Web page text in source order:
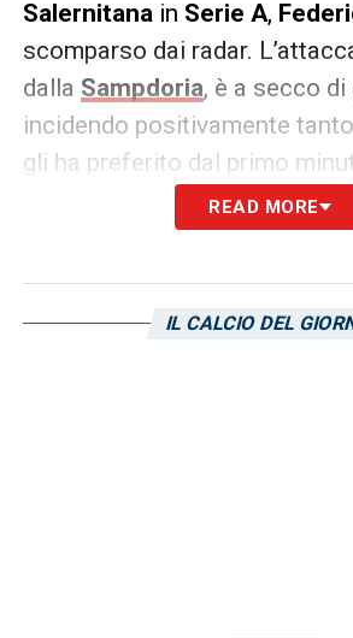
Salernitanain Serie A,
scomparso dai radar.
dalla Sampdoria, è a secco
incidendo positivamente
gli ha preferito dal primo
acquisto Gondo contro il
ingresso sul risultato di 0-0 al
READ MORE
IL CALCIO DEL